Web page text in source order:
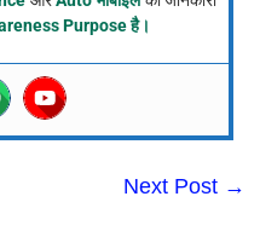
Purpose है।
Next Post →